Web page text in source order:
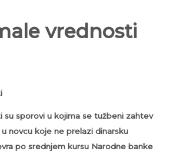
vrednosti
su sporovi u kojima se tužbeni zahtev
novcu koje ne prelazi dinarsku
po srednjem kursu Narodne banke